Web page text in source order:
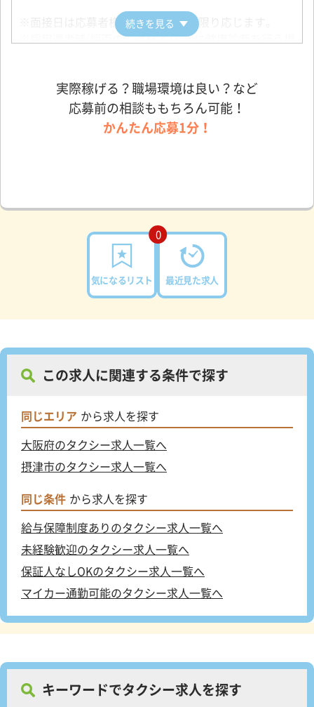
※面接日は応募者様の希望にできる限り応じます。
※採用選考時(採否のご連絡より前)に健康診断を行う場
続きを見る
実際稼げる？職場環境は良い？など
応募前の相談ももちろん可能！
かんたん応募1分！
0
気になるリスト 最近見た求人
この求人に関連する条件で探す
同じエリア から求人を探す
大阪府のタクシー求人一覧へ
摂津市のタクシー求人一覧へ
同じ条件 から求人を探す
給与保障制度ありのタクシー求人一覧へ
未経験歓迎のタクシー求人一覧へ
保証人なしOKのタクシー求人一覧へ
マイカー通勤可能のタクシー求人一覧へ
キーワードでタクシー求人を探す